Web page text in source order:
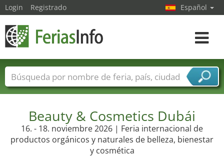
Beauty & Cosmetics Dubái
16. - 18. noviembre 2026 | Feria internacional de
productos orgánicos y naturales de belleza, bienestar
y cosmética
Login Registrado Español
toggle
Nombres de ferias Países
Ciudades
Sectores de proveedor de servicios